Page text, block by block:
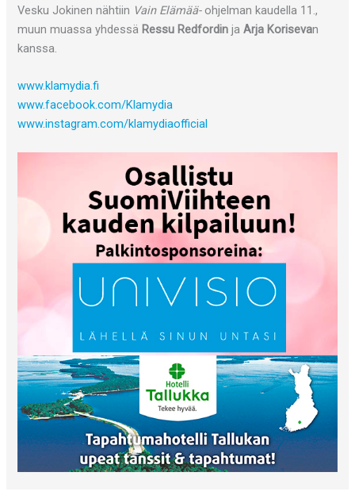
Vesku Jokinen nähtiin Vain Elämää-ohjelman kaudella 11.,
muun muassa yhdessä Ressu Redfordin jaArja Korisevan
kanssa.
www.klamydia.fi
www.facebook.com/Klamydia
www.instagram.com/klamydiaofficial